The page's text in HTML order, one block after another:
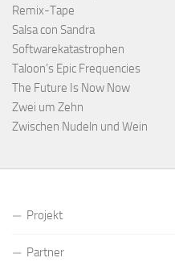
Remix-Tape
Salsa con Sandra
Softwarekatastrophen
Taloon’s Epic Frequencies
The Future Is Now Now
Zwei um Zehn
Zwischen Nudeln und Wein
Projekt
Partner